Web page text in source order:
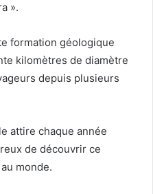
».
formation géologique
kilomètres de diamètre
depuis plusieurs
attire chaque année
de découvrir ce
monde.